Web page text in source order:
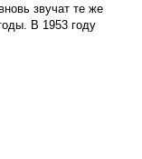
звучат те же
В 1953 году